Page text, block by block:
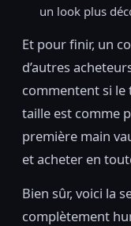
un look plus
Et pour finir, un
d’autres
commentent si le
taille est comme
première main
et acheter en
Bien sûr, voici la
complètement